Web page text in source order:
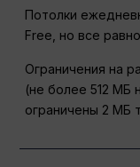
Потолки
Free, но все
Ограничения на
(не более 512 МБ
ограничены 2 МБ